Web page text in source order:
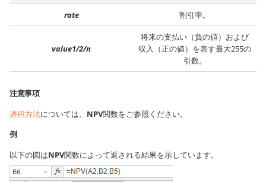
rate 割引率。
value1/2/n
将来の支払い（負の値）および
収入（正の値）を表す最大255の
引数。
注意事項
適用方法については、 NPV関数をご参照ください。
例
以下の図はNPV関数によって返される結果を示しています。